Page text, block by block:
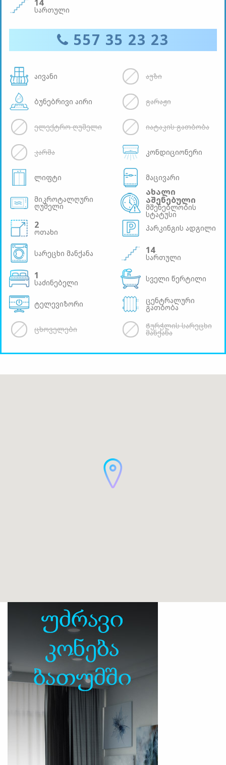
14
სართული
557 35 23 23
აივანი აუზი
ბუნებრივი აირი გარაჟი
ელექტრო ღუმელი იატაკის გათბობა
კარმა კონდიციონერი
ლიფტი მაცივარი
მიკროტალღური
ღუმელი
ახალი
აშენებული
მშენებლობის
სტატუსი
2
ოთახი პარკინგის ადგილი
სარეცხი მანქანა 14
სართული
1
საძინებელი სველი წერტილი
ტელევიზორი ცენტრალური
გათბობა
ცხოველები Ჭურჭლის სარეცხი
მანქანა